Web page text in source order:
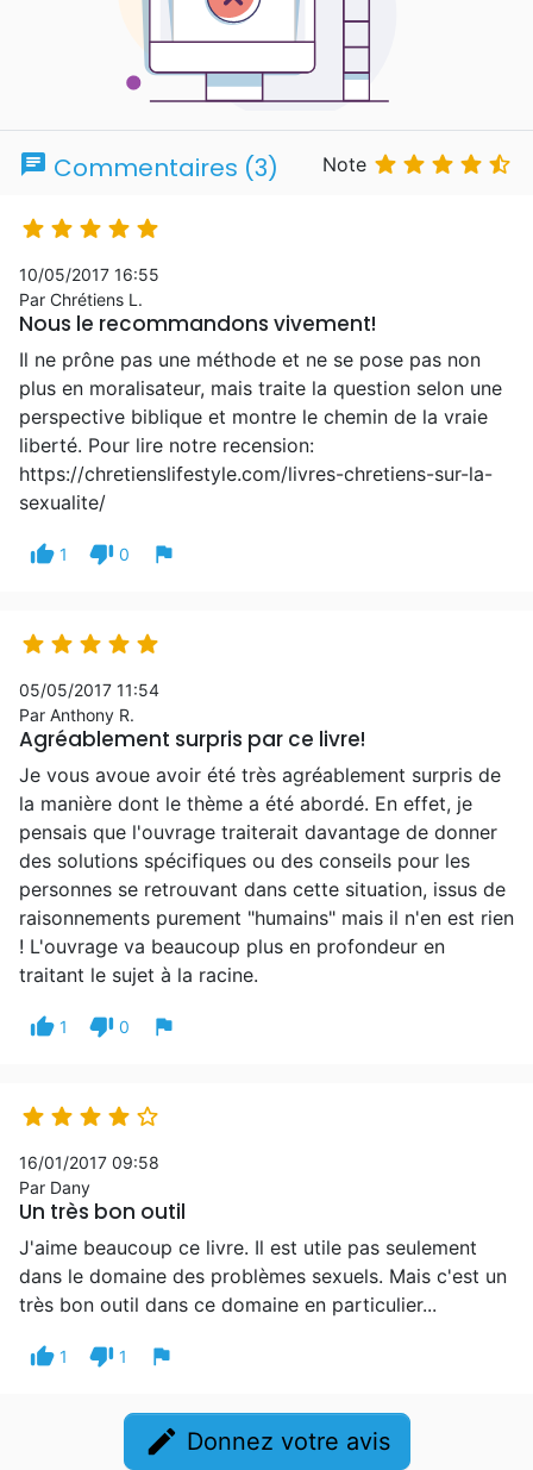
chat Commentaires (3) Note     
    
10/05/2017 16:55
Par Chrétiens L.
Nous le recommandons vivement!
Il ne prône pas une méthode et ne se pose pas non
plus en moralisateur, mais traite la question selon une
perspective biblique et montre le chemin de la vraie
liberté. Pour lire notre recension:
https://chretienslifestyle.com/livres-chretiens-sur-la-
sexualite/
thumb_up 1 thumb_down 0 flag
    
05/05/2017 11:54
Par Anthony R.
Agréablement surpris par ce livre!
Je vous avoue avoir été très agréablement surpris de
la manière dont le thème a été abordé. En effet, je
pensais que l'ouvrage traiterait davantage de donner
des solutions spécifiques ou des conseils pour les
personnes se retrouvant dans cette situation, issus de
raisonnements purement "humains" mais il n'en est rien
! L'ouvrage va beaucoup plus en profondeur en
traitant le sujet à la racine.
thumb_up 1 thumb_down 0 flag
    
16/01/2017 09:58
Par Dany
Un très bon outil
J'aime beaucoup ce livre. Il est utile pas seulement
dans le domaine des problèmes sexuels. Mais c'est un
très bon outil dans ce domaine en particulier...
thumb_up 1 thumb_down 1 flag
edit Donnez votre avis